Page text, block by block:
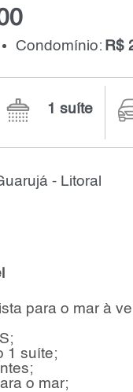
Condomínio: R$
1 suíte
- Litoral
para o mar à
1 suíte;
o mar;